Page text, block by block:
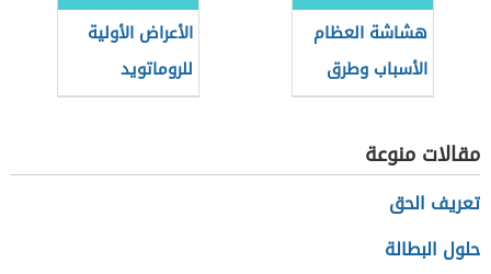
هشاشة العظام
الأسباب وطرق
الوقاية
الأعراض الأولية
للروماتويد
مقالات منوعة
تعريف الحق
حلول البطالة